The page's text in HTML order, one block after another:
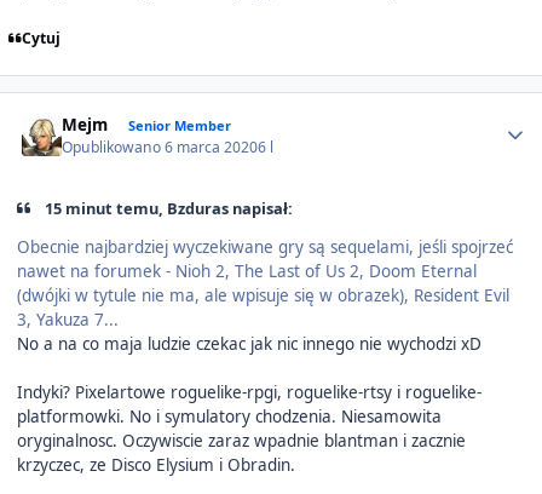
Cytuj
Mejm Senior Member
Opublikowano6 marca 20206 l
15 minut temu, Bzduras napisał:
Obecnie najbardziej wyczekiwane gry są sequelami, jeśli spojrzeć
nawet na forumek - Nioh 2, The Last of Us 2, Doom Eternal
(dwójki w tytule nie ma, ale wpisuje się w obrazek), Resident Evil
3, Yakuza 7...
No a na co maja ludzie czekac jak nic innego nie wychodzi xD
Indyki? Pixelartowe roguelike-rpgi, roguelike-rtsy i roguelike-
platformowki. No i symulatory chodzenia. Niesamowita
oryginalnosc. Oczywiscie zaraz wpadnie blantman i zacznie
krzyczec, ze Disco Elysium i Obradin.